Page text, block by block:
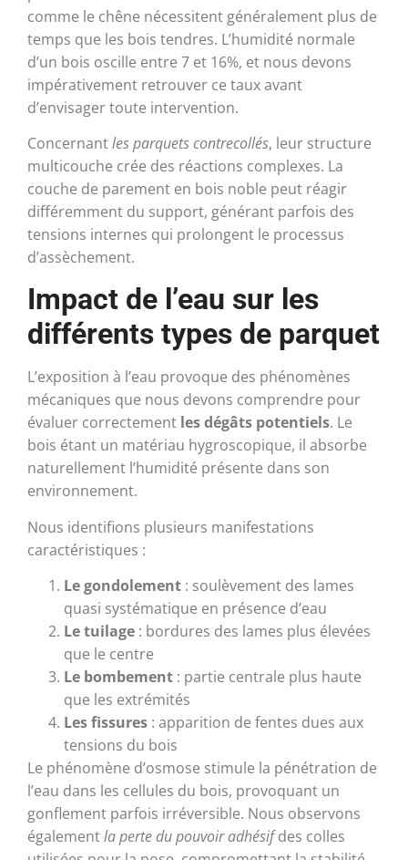
comme le chêne nécessitent généralement plus de
temps que les bois tendres. L’humidité normale
d’un bois oscille entre 7 et 16%, et nous devons
impérativement retrouver ce taux avant
d’envisager toute intervention.
Concernantles parquets contrecollés, leur structure
multicouche crée des réactions complexes. La
couche de parement en bois noble peut réagir
différemment du support, générant parfois des
tensions internes qui prolongent le processus
d’assèchement.
Impact de l’eau sur les
différents types de parquet
L’exposition à l’eau provoque des phénomènes
mécaniques que nous devons comprendre pour
évaluer correctement les dégâts potentiels. Le
bois étant un matériau hygroscopique, il absorbe
naturellement l’humidité présente dans son
environnement.
Nous identifions plusieurs manifestations
caractéristiques :
Le gondolement : soulèvement des lames
quasi systématique en présence d’eau
Le tuilage : bordures des lames plus élevées
que le centre
Le bombement : partie centrale plus haute
que les extrémités
Les fissures : apparition de fentes dues aux
tensions du bois
Le phénomène d’osmose stimule la pénétration de
l’eau dans les cellules du bois, provoquant un
gonflement parfois irréversible. Nous observons
égalementla perte du pouvoir adhésifdes colles